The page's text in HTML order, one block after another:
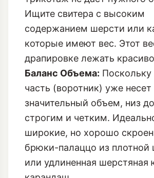
драпировке лежать
часть (воротник) уже несет
строгим и четким.
широкие, но хорошо
брюки-палаццо из плотной
или удлиненная шерстяная
Стилизация с Верхней